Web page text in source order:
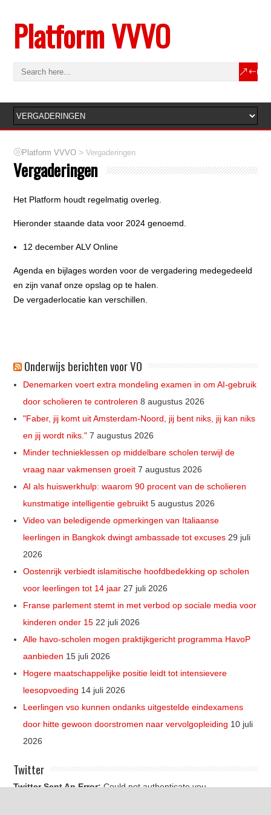
Platform VVVO
Platform VVVO >Vergaderingen
Vergaderingen
Het Platform houdt regelmatig overleg.
Hieronder staande data voor 2024 genoemd.
12 december ALV Online
Agenda en bijlages worden voor de vergadering medegedeeld
en zijn vanaf onze opslag op te halen.
De vergaderlocatie kan verschillen.
Onderwijs berichten voor VO
Denemarken voert extra mondeling examen in om AI-gebruik
door scholieren te controleren 8 augustus 2026
"Faber, jij komt uit Amsterdam-Noord, jij bent niks, jij kan niks
en jij wordt niks." 7 augustus 2026
Minder technieklessen op middelbare scholen terwijl de
vraag naar vakmensen groeit 7 augustus 2026
AI als huiswerkhulp: waarom 90 procent van de scholieren
kunstmatige intelligentie gebruikt 5 augustus 2026
Video van beledigende opmerkingen van Italiaanse
leerlingen in Bangkok dwingt ambassade tot excuses 29 juli
2026
Oostenrijk verbiedt islamitische hoofdbedekking op scholen
voor leerlingen tot 14 jaar 27 juli 2026
Franse parlement stemt in met verbod op sociale media voor
kinderen onder 15 22 juli 2026
Alle havo-scholen mogen praktijkgericht programma HavoP
aanbieden 15 juli 2026
Hogere maatschappelijke positie leidt tot intensievere
leesopvoeding 14 juli 2026
Leerlingen vso kunnen ondanks uitgestelde eindexamens
door hitte gewoon doorstromen naar vervolgopleiding 10 juli
2026
Twitter
Twitter Sent An Error:Could not authenticate you.